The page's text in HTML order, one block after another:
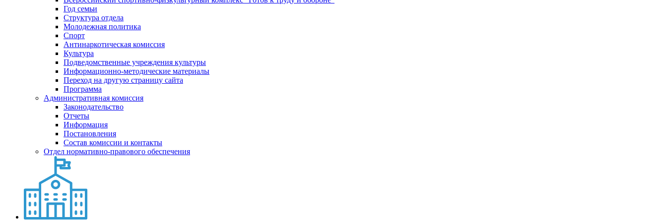
Год семьи
Структура отдела
Молодежная политика
Спорт
Антинаркотическая комиссия
Культура
Подведомственные учреждения культуры
Информационно-методические материалы
Переход на другую страницу сайта
Программа
Административная комиссия
Законодательство
Отчеты
Информация
Постановления
Состав комиссии и контакты
Отдел нормативно-правового обеспечения